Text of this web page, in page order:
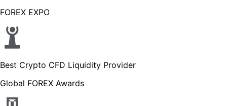
FOREX EXPO
Best Crypto CFD Liquidity Provider
Global FOREX Awards